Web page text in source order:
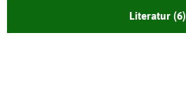
Literatur (6)